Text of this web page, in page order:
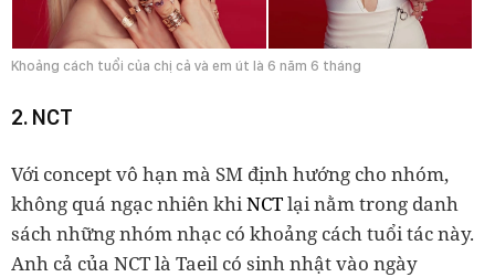
Khoảng cách tuổi của chị cả và em út là 6 năm 6 tháng
2. NCT
Với concept vô hạn mà SM định hướng cho nhóm,
không quá ngạc nhiên khiNCTlại nằm trong danh
sách những nhóm nhạc có khoảng cách tuổi tác này.
Anh cả của NCT là Taeil có sinh nhật vào ngày